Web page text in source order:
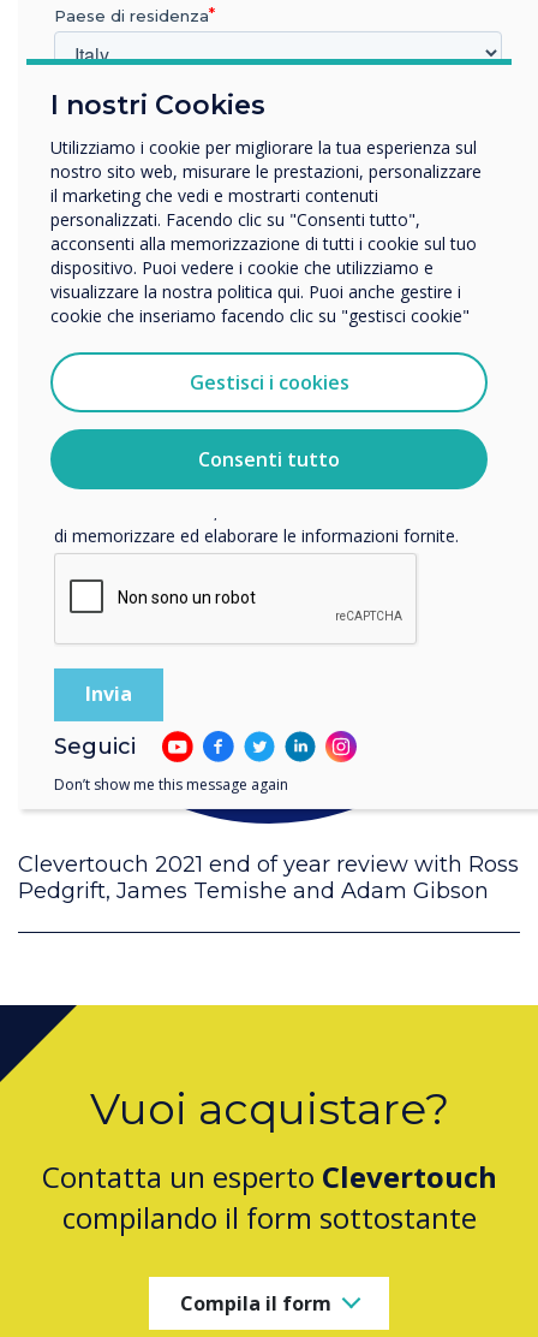
Clevertouch 2021 end of year review with
John Ginty
Clevertouch 2021 end of year review with Ross
Pedgrift, James Temishe and Adam Gibson
Vuoi acquistare?
Contatta un esperto Clevertouch
compilando il form sottostante
Compila il form
I nostri Cookies
Utilizziamo i cookie per migliorare la tua esperienza sul
nostro sito web, misurare le prestazioni, personalizzare
il marketing che vedi e mostrarti contenuti
personalizzati. Facendo clic su "Consenti tutto",
acconsenti alla memorizzazione di tutti i cookie sul tuo
dispositivo. Puoi vedere i cookie che utilizziamo e
visualizzare la nostra politica qui. Puoi anche gestire i
cookie che inseriamo facendo clic su "gestisci cookie"
Gestisci i cookies
Consenti tutto
Paese di residenza
In quale settore lavora?
Impresa
Altro
Nome della società
Vorremmo contattarti in merito ai nostri prodotti e servizi
Accetto di ricevere comunicazioni da Clevertouch.
Per informazioni su come raccogliamo e utilizziamo i
vostri dati personali, visitate la nostra
informativa sulla
di memorizzare ed elaborare le informazioni fornite.
Seguici
Don’t show me this message again